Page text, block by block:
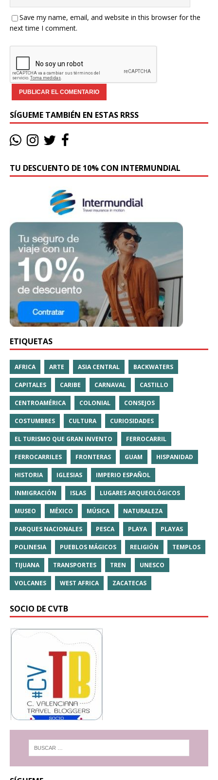
Save my name, email, and website in this browser for the
next time I comment.
SÍGUEME TAMBIÉN EN ESTAS RRSS
TU DESCUENTO DE 10% CON INTERMUNDIAL
ETIQUETAS
AFRICA ARTE ASIA CENTRAL BACKWATERS
CAPITALES CARIBE CARNAVAL CASTILLO
CENTROAMÉRICA COLONIAL CONSEJOS
COSTUMBRES CULTURA CURIOSIDADES
EL TURISMO QUE GRAN INVENTO FERROCARRIL
FERROCARRILES FRONTERAS GUAM HISPANIDAD
HISTORIA IGLESIAS IMPERIO ESPAÑOL
INMIGRACIÓN ISLAS LUGARES ARQUEOLÓGICOS
MUSEO MÉXICO MÚSICA NATURALEZA
PARQUES NACIONALES PESCA PLAYA PLAYAS
POLINESIA PUEBLOS MÁGICOS RELIGIÓN TEMPLOS
TIJUANA TRANSPORTES TREN UNESCO
VOLCANES WEST AFRICA ZACATECAS
SOCIO DE CVTB